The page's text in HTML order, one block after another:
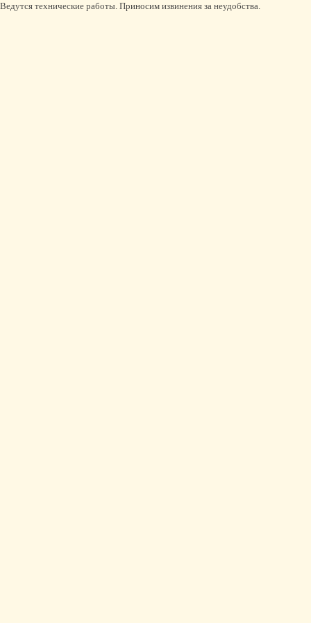
Ведутся технические работы. Приносим извинения за неудобства.